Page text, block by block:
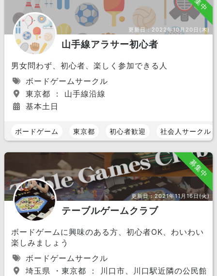
更新日： 2022年10月20日(木)
山手線アラサー初心者
男女問わず、初心者、楽しく参加できる人
ボードゲームサークル
東京都 ： 山手線沿線
基本土日
ボードゲーム 東京都 初心者歓迎 社会人サークル
募集中
更新日：2021年11月16日(火)
テーブルゲームクラブ
ボードゲームに興味のある方、初心者OK、わいわい
楽しみましょう
ボードゲームサークル
埼玉県 ・東京都 ： 川口市、川口駅近隣の公民館